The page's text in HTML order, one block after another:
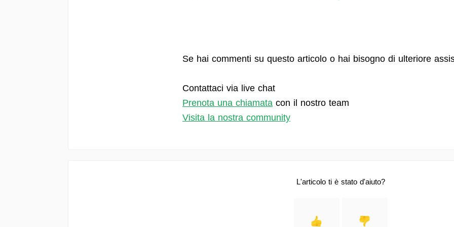
Se hai commenti su questo articolo o hai bisogno di ulteriore
Contattaci via live chat
Prenota una chiamata con il nostro team
Visita la nostra community
L'articolo ti è stato d'aiuto?